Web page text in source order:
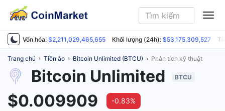
Vốn hóa: $2,211,029,465,655 Khối lượng (24h): $53,175,309,527
Trang chủ › Tiền ảo › Bitcoin Unlimited (BTCU) › Phân tích kỹ thuật
Bitcoin Unlimited BTCU
$0.009909
-0.83%